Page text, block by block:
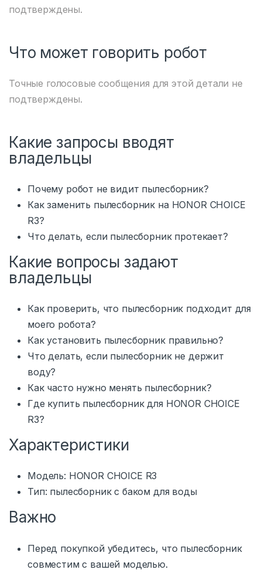
подтверждены.
Что может говорить робот
Точные голосовые сообщения для этой детали не
подтверждены.
Какие запросы вводят
владельцы
Почему робот не видит пылесборник?
Как заменить пылесборник на HONOR CHOICE
R3?
Что делать, если пылесборник протекает?
Какие вопросы задают
владельцы
Как проверить, что пылесборник подходит для
моего робота?
Как установить пылесборник правильно?
Что делать, если пылесборник не держит
воду?
Как часто нужно менять пылесборник?
Где купить пылесборник для HONOR CHOICE
R3?
Характеристики
Модель: HONOR CHOICE R3
Тип: пылесборник с баком для воды
Важно
Перед покупкой убедитесь, что пылесборник
совместим с вашей моделью.